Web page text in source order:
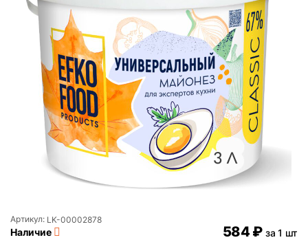
Артикул: LK-00002878
Наличие ‍584‍ ₽ за 1 шт